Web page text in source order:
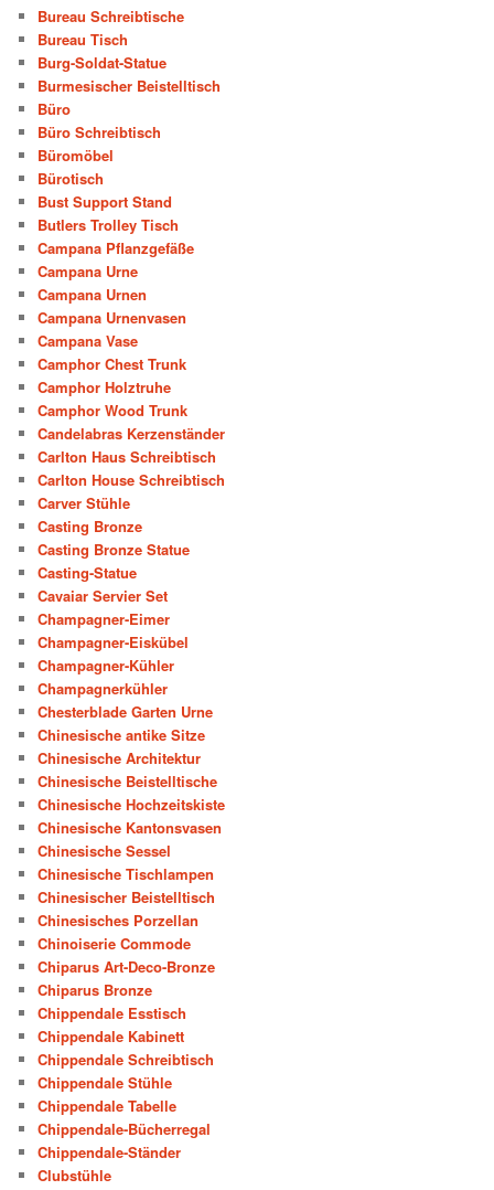
Bureau Schreibtische
Bureau Tisch
Burg-Soldat-Statue
Burmesischer Beistelltisch
Büro
Büro Schreibtisch
Büromöbel
Bürotisch
Bust Support Stand
Butlers Trolley Tisch
Campana Pflanzgefäße
Campana Urne
Campana Urnen
Campana Urnenvasen
Campana Vase
Camphor Chest Trunk
Camphor Holztruhe
Camphor Wood Trunk
Candelabras Kerzenständer
Carlton Haus Schreibtisch
Carlton House Schreibtisch
Carver Stühle
Casting Bronze
Casting Bronze Statue
Casting-Statue
Cavaiar Servier Set
Champagner-Eimer
Champagner-Eiskübel
Champagner-Kühler
Champagnerkühler
Chesterblade Garten Urne
Chinesische antike Sitze
Chinesische Architektur
Chinesische Beistelltische
Chinesische Hochzeitskiste
Chinesische Kantonsvasen
Chinesische Sessel
Chinesische Tischlampen
Chinesischer Beistelltisch
Chinesisches Porzellan
Chinoiserie Commode
Chiparus Art-Deco-Bronze
Chiparus Bronze
Chippendale Esstisch
Chippendale Kabinett
Chippendale Schreibtisch
Chippendale Stühle
Chippendale Tabelle
Chippendale-Bücherregal
Chippendale-Ständer
Clubstühle